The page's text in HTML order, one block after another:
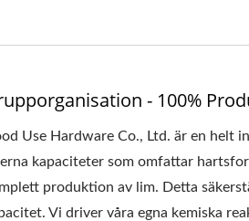
- 100%
Use Hardware Co., Ltd. är en helt
kapaciteter som omfattar
produktion av lim. Detta
Vi driver våra egna kemiska